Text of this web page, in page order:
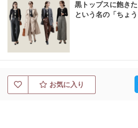
黒トップスに飽き
という名の「ちょ
お気に入り